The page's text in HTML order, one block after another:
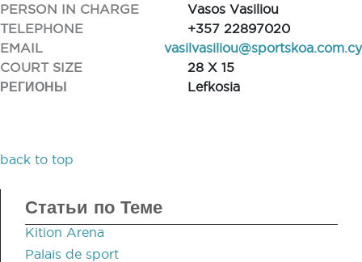
PERSON IN CHARGE
Vasos Vasiliou
TELEPHONE
+357 22897020
EMAIL
vasilvasiliou@sportskoa.com.cy
COURT SIZE
28 X 15
РЕГИОНЫ
Lefkosia
back to top
Статьи по Теме
Kition Arena
Palais de sport